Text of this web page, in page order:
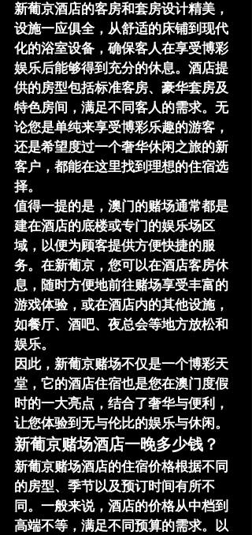
新葡京酒店的客房和套房设计精美，
设施一应俱全，从舒适的床铺到现代
化的浴室设备，确保客人在享受博彩
娱乐后能够得到充分的休息。酒店提
供的房型包括标准客房、豪华套房及
特色房间，满足不同客人的需求。无
论您是单纯来享受博彩乐趣的游客，
还是希望度过一个奢华休闲之旅的新
客户，都能在这里找到理想的住宿选
择。
值得一提的是，澳门的赌场通常都是
建在酒店的底楼或专门的娱乐场区
域，以便为顾客提供方便快捷的服
务。在新葡京，您可以在酒店客房休
息，随时方便地前往赌场享受丰富的
游戏体验，或在酒店内的其他设施，
如餐厅、酒吧、夜总会等地方放松和
娱乐。
因此，新葡京赌场不仅是一个博彩天
堂，它的酒店住宿也是您在澳门度假
时的一大亮点，结合了奢华与便利，
让您体验到无与伦比的娱乐与休闲。
新葡京赌场酒店一晚多少钱？
新葡京赌场酒店的住宿价格根据不同
的房型、季节以及预订时间有所不
同。一般来说，酒店的价格从中档到
高端不等，满足不同预算的需求。以